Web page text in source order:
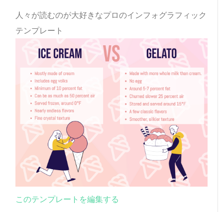
人々が読むのが大好きなプロのインフォグラフィック
テンプレート
このテンプレートを編集する